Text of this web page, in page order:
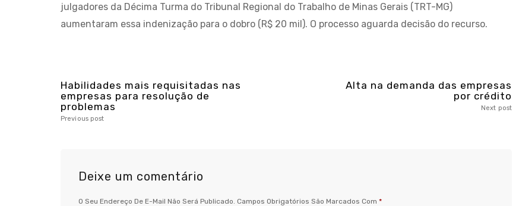
julgadores da Décima Turma do Tribunal Regional do Trabalho de Minas Gerais (TRT-MG)
aumentaram essa indenização para o dobro (R$ 20 mil). O processo aguarda decisão do recurso.
Habilidades mais requisitadas nas
empresas para resolução de
problemas
Previous post
Alta na demanda das empresas
por crédito
Next post
Deixe um comentário
O Seu Endereço De E-Mail Não Será Publicado. Campos Obrigatórios São Marcados Com *